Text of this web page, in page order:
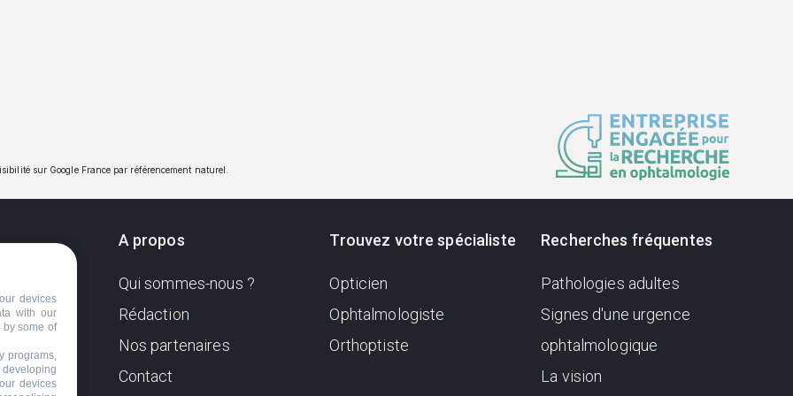
sur Google France par référencement naturel.
Sa
A propos
Qui sommes-nous ?
Rédaction
Nos partenaires
Contact
Trouvez votre spécialiste
Opticien
Ophtalmologiste
Orthoptiste
Recherches fréquentes
Pathologies adultes
Signes d'une urgence
ophtalmologique
La vision
devices
with our
some of
programs,
developing
devices